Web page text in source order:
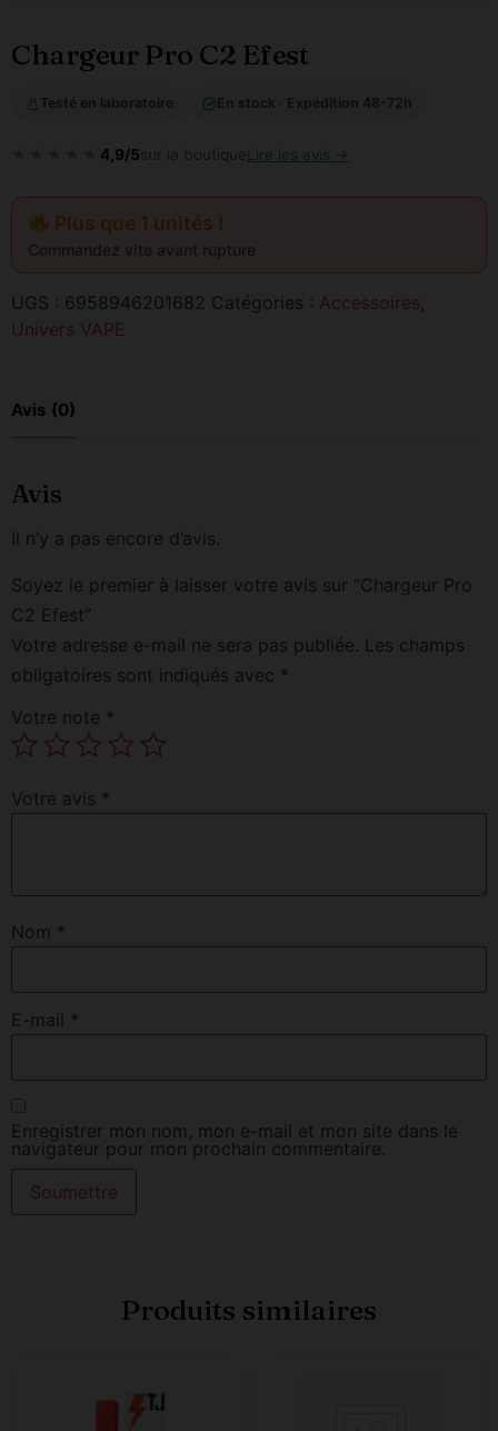
Chargeur Pro C2 Efest
Testé en laboratoire En stock · Expédition 48-72h
★★★★★ 4,9/5sur la boutiqueLire les avis →
Plus que 1 unités !
Commandez vite avant rupture
UGS : 6958946201682 Catégories : Accessoires,
Univers VAPE
Avis (0)
Avis
Il n’y a pas encore d’avis.
Soyez le premier à laisser votre avis sur “Chargeur Pro
C2 Efest”
Votre adresse e-mail ne sera pas publiée. Les champs
obligatoires sont indiqués avec *
Votre note *
Votre avis *
Nom *
E-mail *
Enregistrer mon nom, mon e-mail et mon site dans le
navigateur pour mon prochain commentaire.
Produits similaires